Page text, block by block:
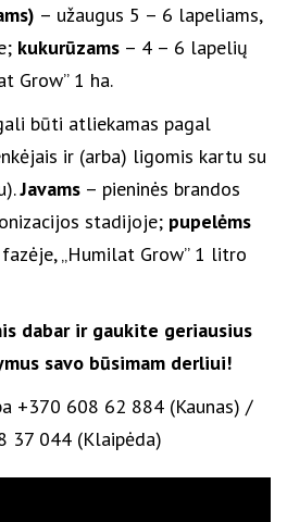
– užaugus 5 – 6 lapeliams,
kukurūzams – 4 – 6 lapelių
Grow” 1 ha.
būti atliekamas pagal
ir (arba) ligomis kartu su
Javams – pieninės brandos
stadijoje; pupelėms
„Humilat Grow” 1 litro
dabar ir gaukite geriausius
savo būsimam derliui!
+370 608 62 884 (Kaunas) /
37 044 (Klaipėda)